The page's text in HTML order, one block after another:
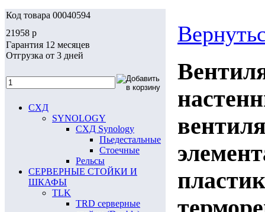
Код товара 00040594
21958 p
Гарантия 12 месяцев
Отгрузка от 3 дней
СХД
SYNOLOGY
СХД Synology
Пьедестальные
Стоечные
Рельсы
СЕРВЕРНЫЕ СТОЙКИ И
ШКАФЫ
TLK
TRD серверные